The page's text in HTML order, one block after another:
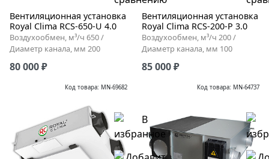
Вентиляционная установка
Royal Clima RCS-650-U 4.0
Воздухообмен, м³/ч 650 /
Диаметр канала, мм 200
80 000 ₽
Вентиляционная установка
Royal Clima RCS-200-P 3.0
Воздухообмен, м³/ч 200 /
Диаметр канала, мм 100
85 000 ₽
Код товара: MN-69682 Код товара: MN-64737